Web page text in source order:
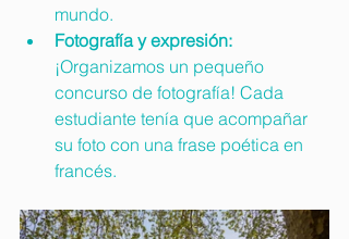
mundo.
Fotografía y expresión:
¡Organizamos un pequeño
concurso de fotografía! Cada
estudiante tenía que acompañar
su foto con una frase poética en
francés.